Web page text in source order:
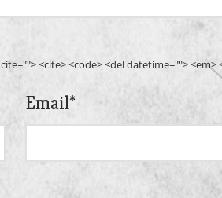
<cite> <code> <del datetime=""> <em>
Email*